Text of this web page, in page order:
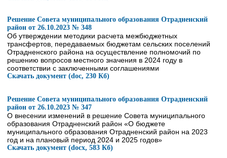
Решение Совета муниципального образования Отрадненский
район от 26.10.2023 № 348
Об утверждении методики расчета межбюджетных
трансфертов, передаваемых бюджетам сельских поселений
Отрадненского района на осуществление полномочий по
решению вопросов местного значения в 2024 году в
соответствии с заключенными соглашениями
Скачать документ (doc, 230 Кб)
Решение Совета муниципального образования Отрадненский
район от 26.10.2023 № 347
О внесении изменений в решение Совета муниципального
образования Отрадненский район «О бюджете
муниципального образования Отрадненский район на 2023
год и на плановый период 2024 и 2025 годов»
Скачать документ (docx, 583 Кб)